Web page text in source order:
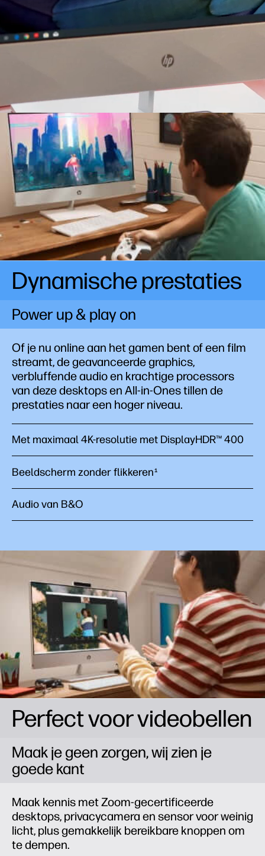
Dynamische prestaties
Power up & play on
Of je nu online aan het gamen bent of een film
streamt, de geavanceerde graphics,
verbluffende audio en krachtige processors
van deze desktops en All-in-Ones tillen de
prestaties naar een hoger niveau.
Met maximaal 4K-resolutie met DisplayHDR™ 400
Beeldscherm zonder flikkeren 1
Audio van B&O
Perfect voor videobellen
Maak je geen zorgen, wij zien je
goede kant
Maak kennis met Zoom-gecertificeerde
desktops, privacycamera en sensor voor weinig
licht, plus gemakkelijk bereikbare knoppen om
te dempen.